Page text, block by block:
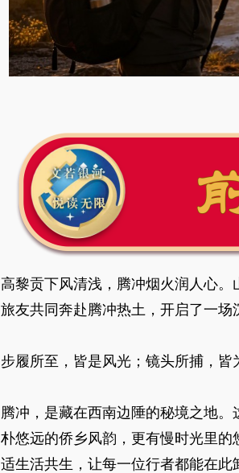
高黎贡下风清浅，腾冲烟火润人心
旅友共同奔赴腾冲热土，开启了一场
步履所至，皆是风光；镜头所捕，皆
腾冲，是藏在西南边陲的秘境之地
朴悠远的侨乡风韵，更有慢时光里
适生活共生，让每一位行者都能在此